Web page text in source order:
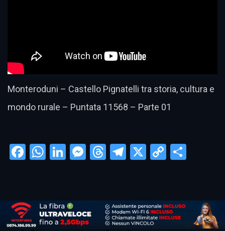
Monteroduni – Castello Pignatelli tra storia, cultura e
mondo rurale – Puntata 11568 – Parte 01
Facebook
WhatsApp
LinkedIn
Messenger
Threads
Telegram
X
Copy